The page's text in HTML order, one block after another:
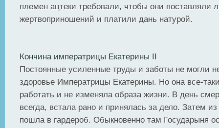
племен ацтеки требовали, чтобы они поставляли
жертвоприношений и платили дань натурой.
Кончина императрицы Екатерины II
Постоянные усиленные труды и заботы не могли
здоровье Императрицы Екатерины. Но она все-
работать и не изменяла образа жизни. В день
всегда, встала рано и принялась за дело. Затем из
пошла в гардероб. Обыкновенно там Государыня